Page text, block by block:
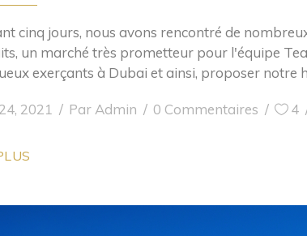
cinq jours, nous avons rencontré de
un marché très prometteur pour l'équipe
exerçants à Dubai et ainsi, proposer notre
2021 Par Admin 0 Commentaires 4